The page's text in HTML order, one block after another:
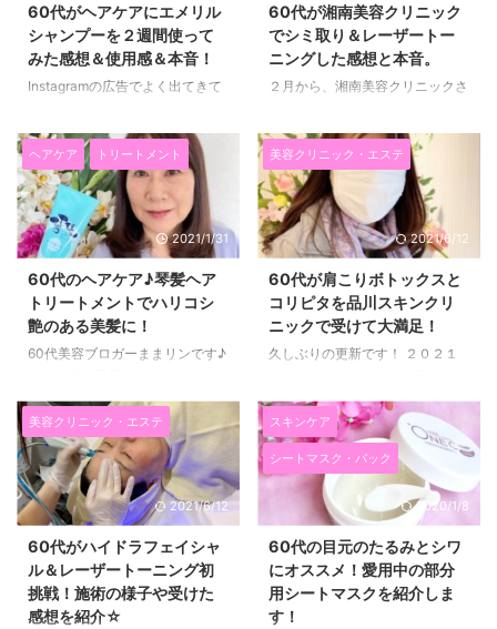
60代がヘアケアにエメリル
シャンプーを２週間使って
みた感想＆使用感＆本音！
Instagramの広告でよく出てきて
いたEmerire（エメリル）の シャ
ンプーとトリートメントを試して
みたので、 実際に使ってみたリ
アルな感想や使用感などをご紹介
したいと思います(^^)/
Emerire（エメリル）は、女優の
高島礼子さんと高岡早紀さんが
イメージキャラクターに起用され
ていて、 ３５歳以上の女性に向
けた美容液シャンプー＆トリート
メントです。 60代になると、ハ
つきも気になりますよね( ...
60代が湘南美容クリニック
でシミ取り＆レーザートー
ニングした感想と本音。
２月から、湘南美容クリニックさ
療を受けています！ シミ取りレ
ーザーもしましたよ(*^▽^*) 私
の娘が湘南美容クリニックさんに
通っていたので、私も通い始めま
した♪ 湘南美容クリニックで肩ボ
トックスしてみた♪かかった料金
やこれから受ける人にアドバイス
☆ ↑娘の記事です♪ ６０代にな
ると、シワ、しみ、肝斑、たるみ
など 肌の悩みでいっぱいになり
ます。 自宅でのスキンケアでは
た。 ６ ...
ヘアケア トリートメント
2021/1/31
60代のヘアケア♪琴髪ヘア
トリートメントでハリコシ
艶のある美髪に！
60代美容ブロガーままリンです♪
ートメント琴髪を紹介します(^^)/
60代になると、 髪のボリューム
が少なくなるだけでなく、 ツヤ
やハリ、コシもなくなってきます
よね！？ ですが、 私は60代で
も、髪のボリュームもあります
し、 ツヤやハリ、コシもあるの
で、後ろ姿だけ見れば、 ４０代
に間違えられることもあるんで
す。 ６０代だから髪の毛も老化
するのは仕方ないとあきらめるの
美容クリニック・エステ
2021/6/12
60代が肩こりボトックスと
コリピタを品川スキンクリ
ニックで受けて大満足！
久しぶりの更新です！ ２０２１
ように頑張りたいと思います
(*^▽^*) さて、２０２０年１２月
に品川スキンクリニックさんで、
肩のボトックスとコリピタを受け
てきました(^^)/ 私は、ひどい肩
こりと首コリに長年悩まされてい
るのですが、 ボトックスもコリ
ピタも娘がやっていて、 とても
よかったといっていたので、 勇
気をだして試してみることにしま
した！ 美容クリニックで注射を
美容クリニック・エステ
2021/6/12
60代がハイドラフェイシャ
ル＆レーザートーニング初
挑戦！施術の様子や受けた
感想を紹介☆
スキンケア
シートマスク・パック
2020/1/8
60代の目元のたるみとシワ
にオススメ！愛用中の部分
用シートマスクを紹介しま
す！